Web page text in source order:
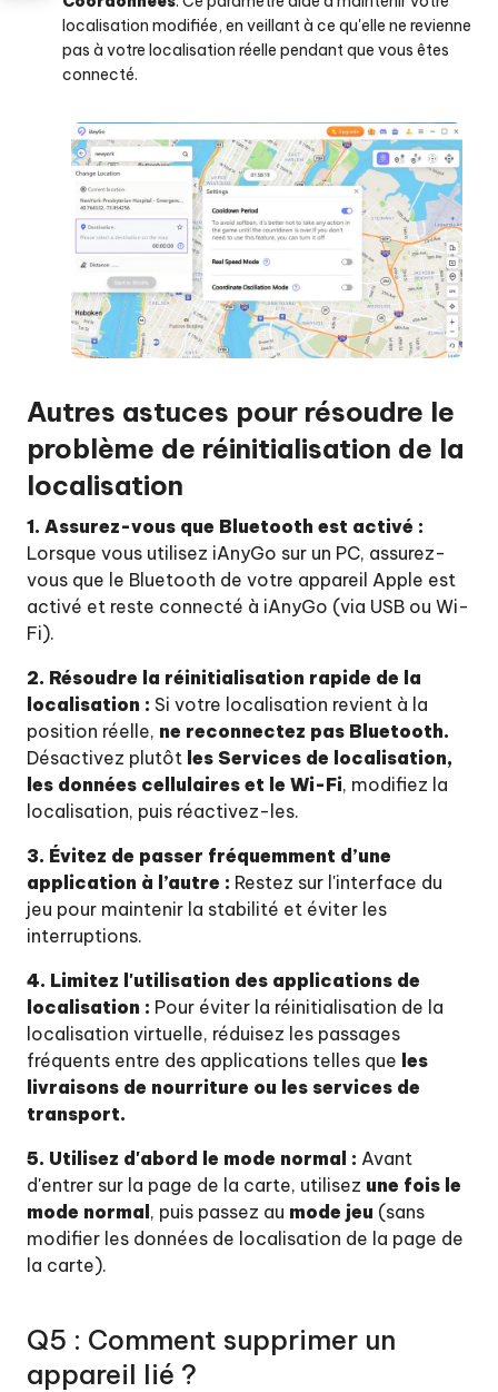
localisation modifiée, en veillant à ce qu'elle ne revienne
pas à votre localisation réelle pendant que vous êtes
connecté.
Autres astuces pour résoudre le
problème de réinitialisation de la
localisation
1. Assurez-vous que Bluetooth est activé :
Lorsque vous utilisez iAnyGo sur un PC, assurez-
vous que le Bluetooth de votre appareil Apple est
activé et reste connecté à iAnyGo (via USB ou Wi-
Fi).
2. Résoudre la réinitialisation rapide de la
localisation : Si votre localisation revient à la
position réelle, ne reconnectez pas Bluetooth.
Désactivez plutôt les Services de localisation,
les données cellulaires et le Wi-Fi, modifiez la
localisation, puis réactivez-les.
3. Évitez de passer fréquemment d’une
application à l’autre : Restez sur l'interface du
jeu pour maintenir la stabilité et éviter les
interruptions.
4. Limitez l'utilisation des applications de
localisation : Pour éviter la réinitialisation de la
localisation virtuelle, réduisez les passages
fréquents entre des applications telles que les
livraisons de nourriture ou les services de
transport.
5. Utilisez d'abord le mode normal : Avant
d'entrer sur la page de la carte, utilisez une fois le
mode normal, puis passez au mode jeu (sans
modifier les données de localisation de la page de
la carte).
Q5 : Comment supprimer un
appareil lié ?